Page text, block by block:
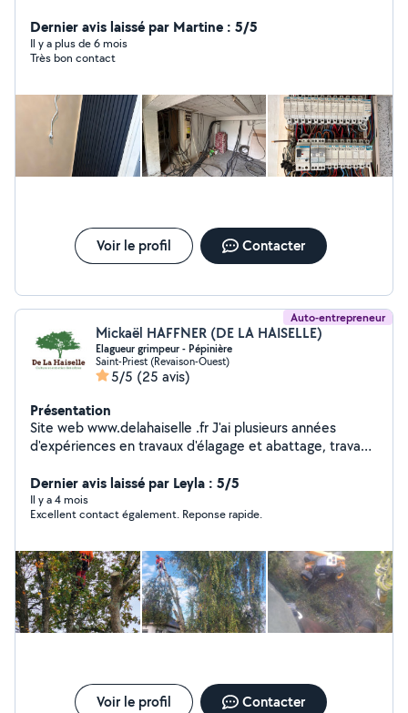
Dernier avis laissé par Martine : 5/5
Il y a plus de 6 mois
Très bon contact
Voir le profil Contacter
Auto-entrepreneur
Mickaël HAFFNER (DE LA HAISELLE)
Elagueur grimpeur - Pépinière
Saint-Priest (Revaison-Ouest)
5/5 (25 avis)
Présentation
Site web www.delahaiselle .fr J'ai plusieurs années
d'expériences en travaux d'élagage et abattage, travaux
également de la plantation d'arbre
Dernier avis laissé par Leyla : 5/5
Il y a 4 mois
Excellent contact également. Reponse rapide.
Voir le profil Contacter